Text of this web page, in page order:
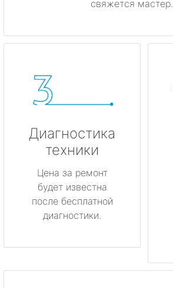
свяжется мастер.
Диагностика
техники
Цена за ремонт
будет известна
после бесплатной
диагностики.